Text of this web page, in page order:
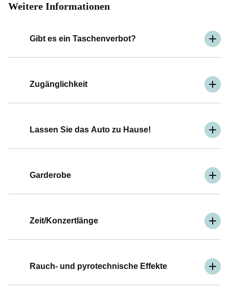
Weitere Informationen
Gibt es ein Taschenverbot?
Zugänglichkeit
Lassen Sie das Auto zu Hause!
Garderobe
Zeit/Konzertlänge
Rauch- und pyrotechnische Effekte